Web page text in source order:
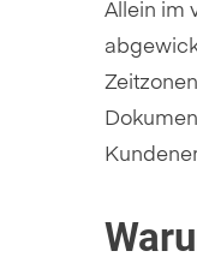
Allein im